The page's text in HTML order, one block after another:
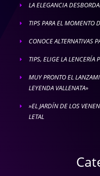
E LA ELEGANCIA
E TIPS PARA EL MOMENTO
E CONOCE ALTERNATIVAS
E TIPS, ELIGE LA LENCERÍA
E
MUY PRONTO EL
LEYENDA VALLENATA»
E
»EL JARDÍN DE LOS
LETAL